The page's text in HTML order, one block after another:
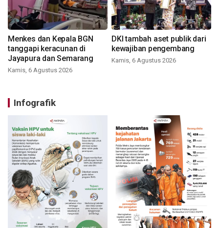
Menkes dan Kepala BGN
tanggapi keracunan di
Jayapura dan Semarang
Kamis, 6 Agustus 2026
DKI tambah aset publik dari
kewajiban pengembang
Kamis, 6 Agustus 2026
Infografik